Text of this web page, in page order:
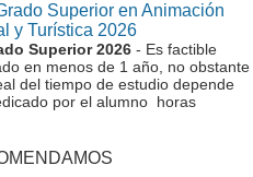
Superior en Animación
y Turística 2026
Superior 2026 - Es factible
en menos de 1 año, no obstante
del tiempo de estudio depende
por el alumno horas